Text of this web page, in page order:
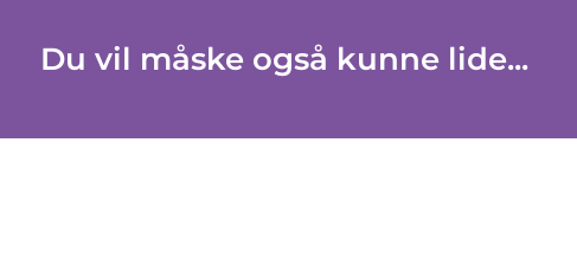
Du vil måske også kunne lide...